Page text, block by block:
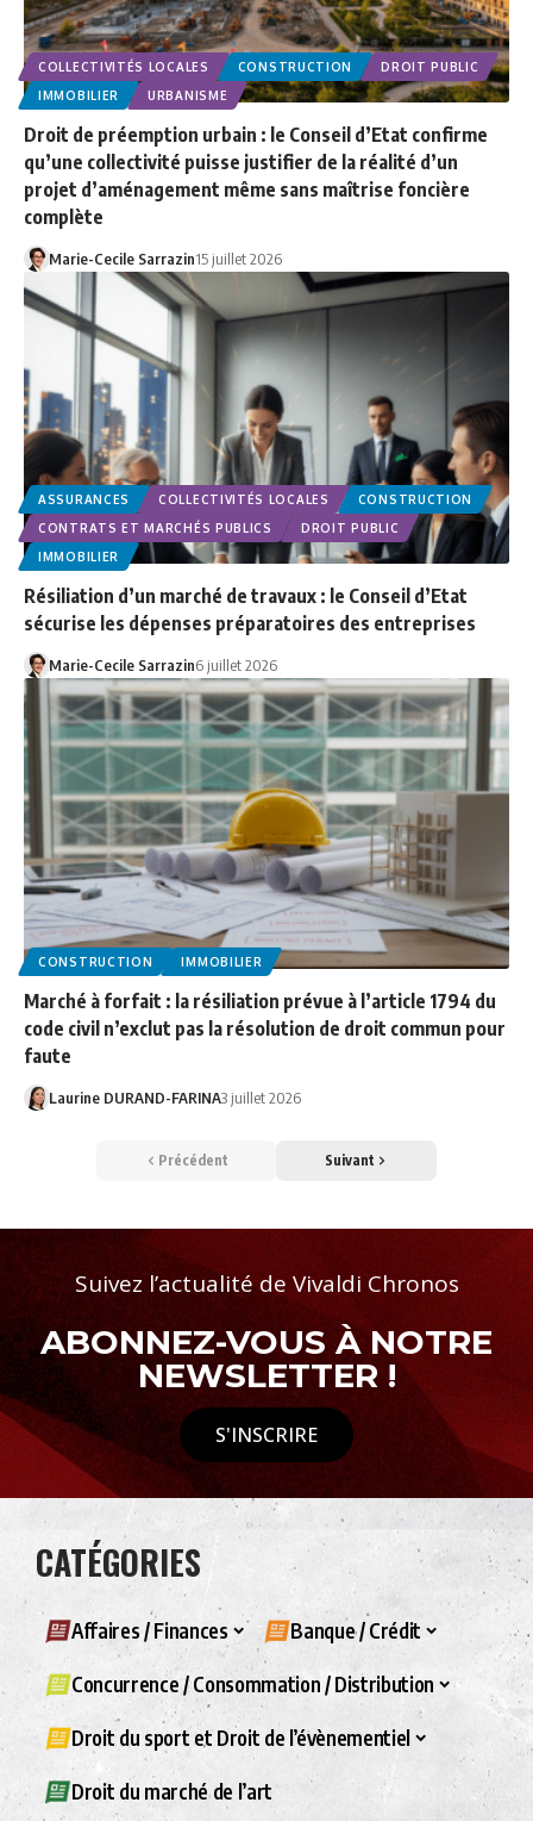
COLLECTIVITÉS LOCALES CONSTRUCTION
DROIT PUBLIC
IMMOBILIER
URBANISME
Droit de préemption urbain : le Conseil d’Etat confirme
qu’une collectivité puisse justifier de la réalité d’un
projet d’aménagement même sans maîtrise foncière
complète
Marie-Cecile Sarrazin15 juillet 2026
ASSURANCES COLLECTIVITÉS LOCALES
CONSTRUCTION
CONTRATS ET MARCHÉS PUBLICS
DROIT PUBLIC
IMMOBILIER
Résiliation d’un marché de travaux : le Conseil d’Etat
sécurise les dépenses préparatoires des entreprises
Marie-Cecile Sarrazin6 juillet 2026
CONSTRUCTION IMMOBILIER
Marché à forfait : la résiliation prévue à l’article 1794 du
code civil n’exclut pas la résolution de droit commun pour
faute
Laurine DURAND-FARINA3 juillet 2026
Précédent Suivant
Suivez l’actualité de Vivaldi Chronos
ABONNEZ-VOUS À NOTRE
NEWSLETTER !
S'INSCRIRE
CATÉGORIES
Affaires / Finances Banque / Crédit
Concurrence / Consommation / Distribution
Droit du sport et Droit de l’évènementiel
Droit du marché de l’art